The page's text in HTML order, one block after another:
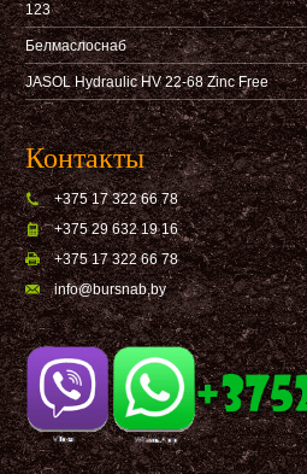
123
Белмаслоснаб
JASOL Hydraulic HV 22-68 Zinc Free
Контакты
+375 17 322 66 78
+375 29 632 19 16
+375 17 322 66 78
info@bursnab,by